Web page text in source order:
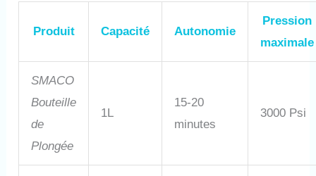
recevrez: Paquet B contient :
une bouteille de plongée
d'accessoires de rechange et
vous avez des questions sur
Produit Capacité Autonomie
Pression
maximale
SMACO
Bouteille
de
Plongée
1L
15-20
minutes
3000 Psi